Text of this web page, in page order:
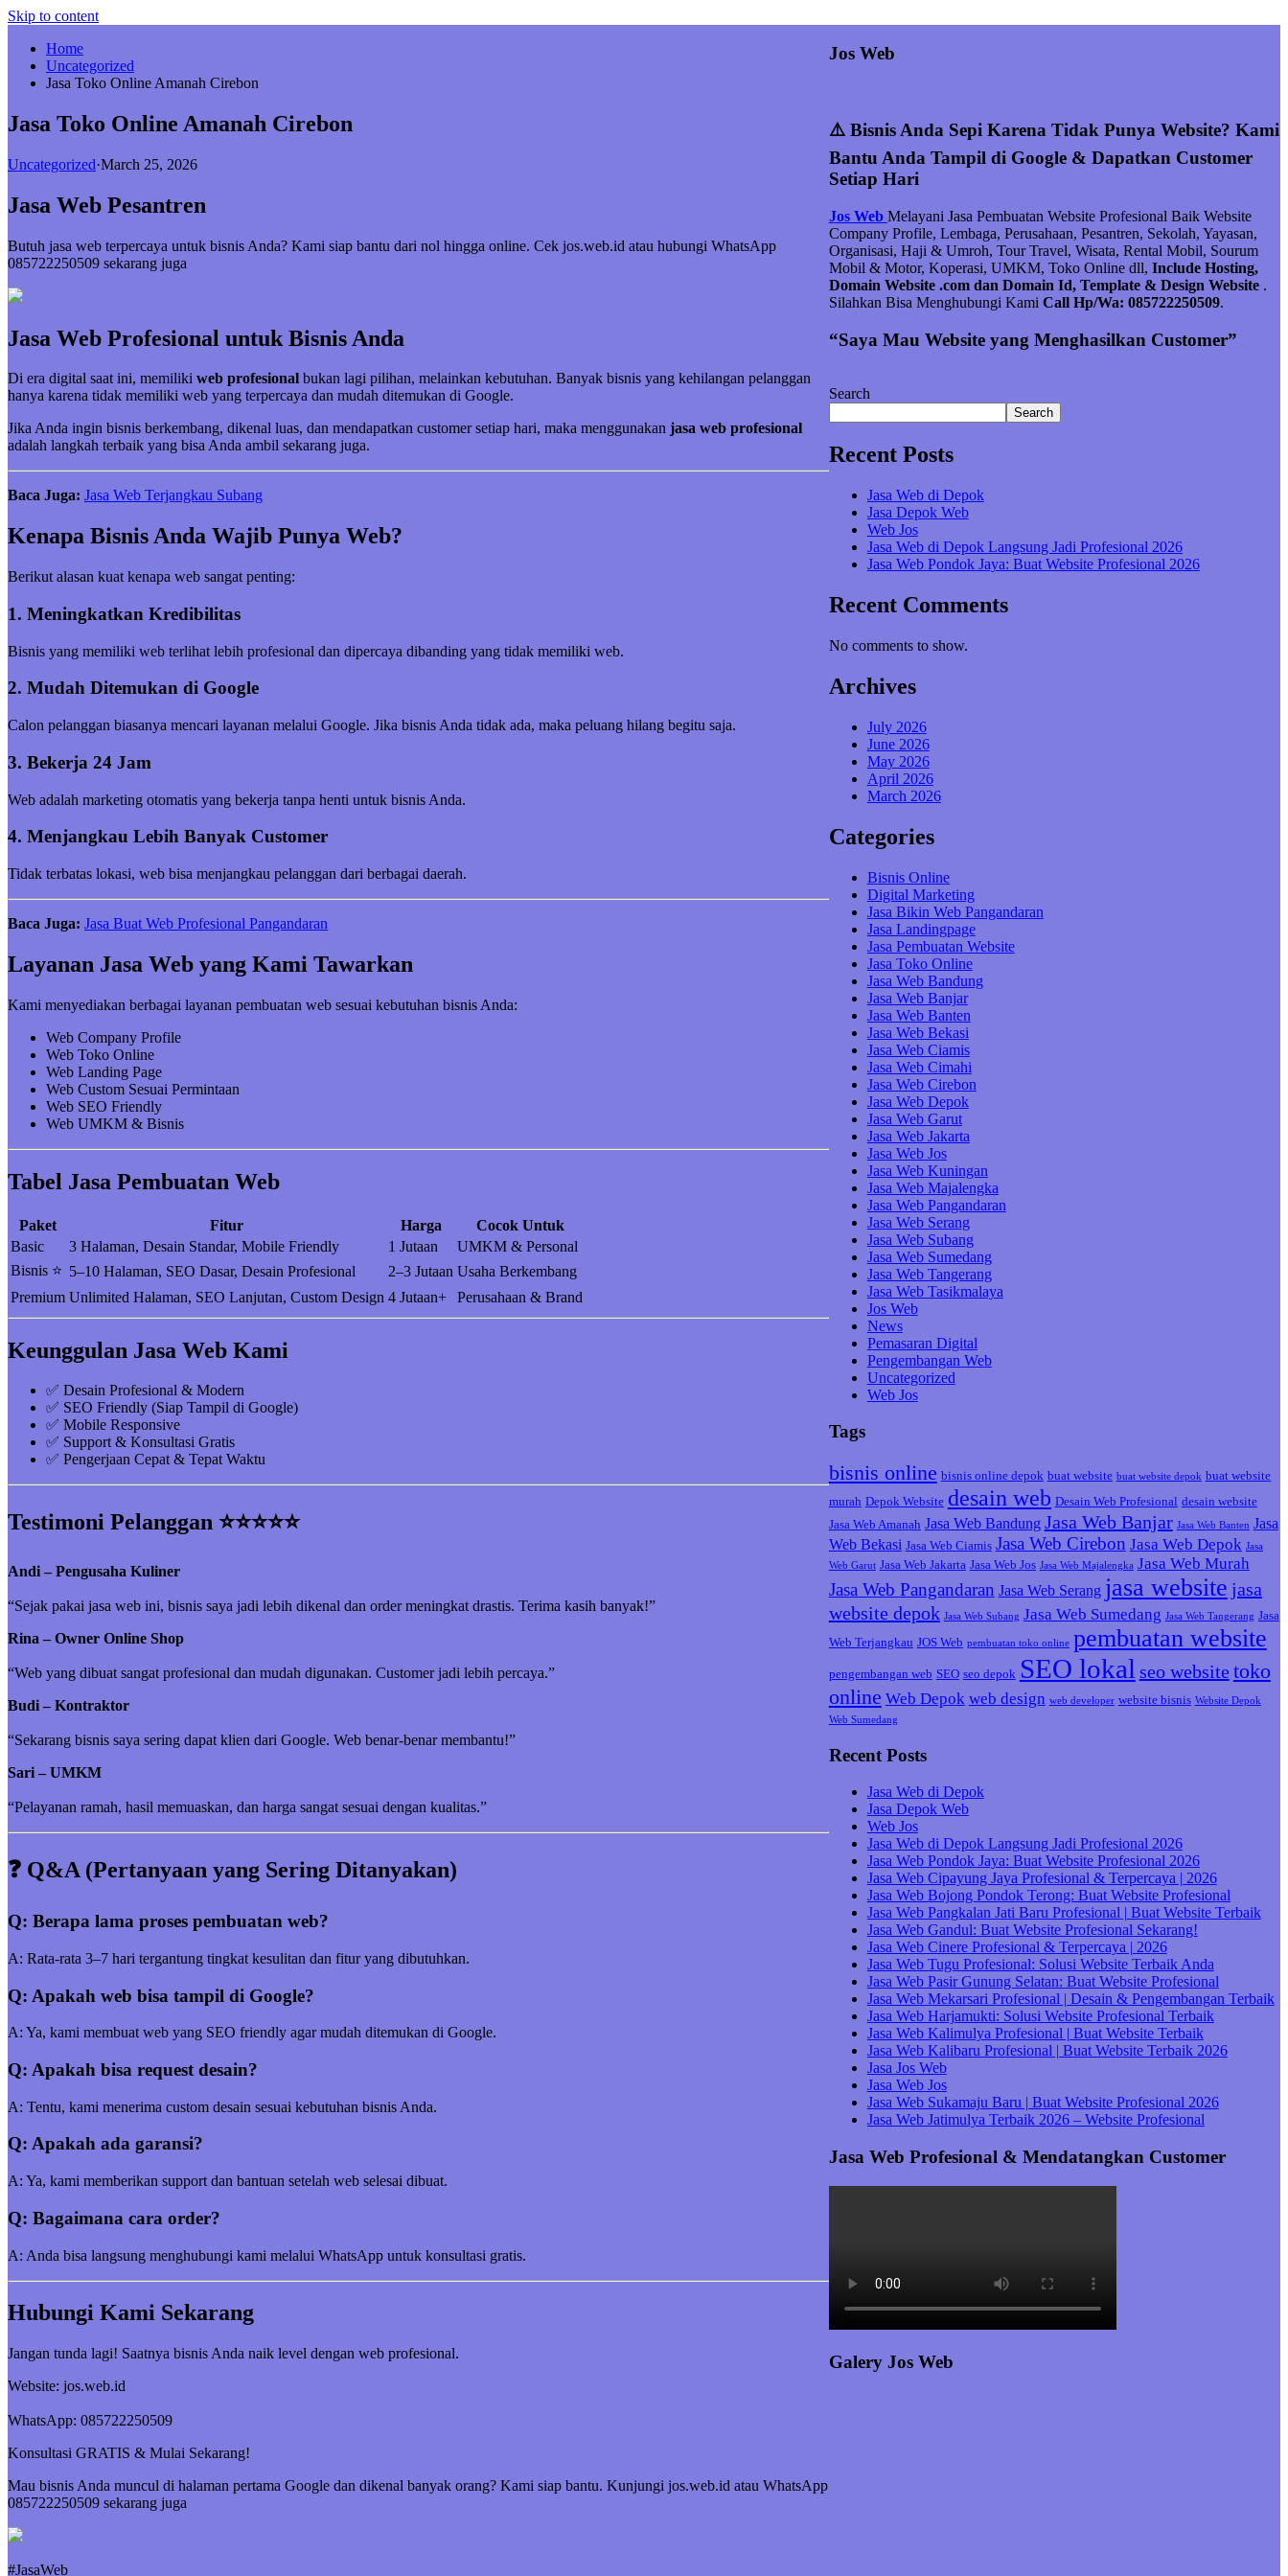
Skip to content
Home
Uncategorized
Jasa Toko Online Amanah Cirebon
Jasa Toko Online Amanah Cirebon
Uncategorized·March 25, 2026
Jasa Web Pesantren
Butuh jasa web terpercaya untuk bisnis Anda? Kami siap bantu dari nol hingga online. Cek jos.web.id atau hubungi WhatsApp
085722250509 sekarang juga
Jasa Web Profesional untuk Bisnis Anda
Di era digital saat ini, memiliki web profesional bukan lagi pilihan, melainkan kebutuhan. Banyak bisnis yang kehilangan pelanggan
hanya karena tidak memiliki web yang terpercaya dan mudah ditemukan di Google.
Jika Anda ingin bisnis berkembang, dikenal luas, dan mendapatkan customer setiap hari, maka menggunakan jasa web profesional
adalah langkah terbaik yang bisa Anda ambil sekarang juga.
Baca Juga: Jasa Web Terjangkau Subang
Kenapa Bisnis Anda Wajib Punya Web?
Berikut alasan kuat kenapa web sangat penting:
1. Meningkatkan Kredibilitas
Bisnis yang memiliki web terlihat lebih profesional dan dipercaya dibanding yang tidak memiliki web.
2. Mudah Ditemukan di Google
Calon pelanggan biasanya mencari layanan melalui Google. Jika bisnis Anda tidak ada, maka peluang hilang begitu saja.
3. Bekerja 24 Jam
Web adalah marketing otomatis yang bekerja tanpa henti untuk bisnis Anda.
4. Menjangkau Lebih Banyak Customer
Tidak terbatas lokasi, web bisa menjangkau pelanggan dari berbagai daerah.
Baca Juga: Jasa Buat Web Profesional Pangandaran
Layanan Jasa Web yang Kami Tawarkan
Kami menyediakan berbagai layanan pembuatan web sesuai kebutuhan bisnis Anda:
Web Company Profile
Web Toko Online
Web Landing Page
Web Custom Sesuai Permintaan
Web SEO Friendly
Web UMKM & Bisnis
Tabel Jasa Pembuatan Web
Paket Fitur Harga
Cocok Untuk
Basic
3 Halaman, Desain Standar, Mobile Friendly 1 Jutaan
UMKM & Personal
Bisnis ⭐ 5–10 Halaman, SEO Dasar, Desain Profesional 2–3 Jutaan Usaha Berkembang
Premium Unlimited Halaman, SEO Lanjutan, Custom Design 4 Jutaan+ Perusahaan & Brand
Keunggulan Jasa Web Kami
✅ Desain Profesional & Modern
✅ SEO Friendly (Siap Tampil di Google)
✅ Mobile Responsive
✅ Support & Konsultasi Gratis
✅ Pengerjaan Cepat & Tepat Waktu
Testimoni Pelanggan ⭐⭐⭐⭐⭐
Andi – Pengusaha Kuliner
“Sejak pakai jasa web ini, bisnis saya jadi lebih dikenal dan order meningkat drastis. Terima kasih banyak!”
Rina – Owner Online Shop
“Web yang dibuat sangat profesional dan mudah digunakan. Customer jadi lebih percaya.”
Budi – Kontraktor
“Sekarang bisnis saya sering dapat klien dari Google. Web benar-benar membantu!”
Sari – UMKM
“Pelayanan ramah, hasil memuaskan, dan harga sangat sesuai dengan kualitas.”
❓ Q&A (Pertanyaan yang Sering Ditanyakan)
Q: Berapa lama proses pembuatan web?
A: Rata-rata 3–7 hari tergantung tingkat kesulitan dan fitur yang dibutuhkan.
Q: Apakah web bisa tampil di Google?
A: Ya, kami membuat web yang SEO friendly agar mudah ditemukan di Google.
Q: Apakah bisa request desain?
A: Tentu, kami menerima custom desain sesuai kebutuhan bisnis Anda.
Q: Apakah ada garansi?
A: Ya, kami memberikan support dan bantuan setelah web selesai dibuat.
Q: Bagaimana cara order?
A: Anda bisa langsung menghubungi kami melalui WhatsApp untuk konsultasi gratis.
Hubungi Kami Sekarang
Jangan tunda lagi! Saatnya bisnis Anda naik level dengan web profesional.
Website: jos.web.id
WhatsApp: 085722250509
Konsultasi GRATIS & Mulai Sekarang!
Mau bisnis Anda muncul di halaman pertama Google dan dikenal banyak orang? Kami siap bantu. Kunjungi jos.web.id atau WhatsApp
085722250509 sekarang juga
#JasaWeb
Jos Web
⚠️ Bisnis Anda Sepi Karena Tidak Punya Website? Kami
Bantu Anda Tampil di Google & Dapatkan Customer
Setiap Hari
Jos Web Melayani Jasa Pembuatan Website Profesional Baik Website
Company Profile, Lembaga, Perusahaan, Pesantren, Sekolah, Yayasan,
Organisasi, Haji & Umroh, Tour Travel, Wisata, Rental Mobil, Sourum
Mobil & Motor, Koperasi, UMKM, Toko Online dll, Include Hosting,
Domain Website .com dan Domain Id, Template & Design Website .
Silahkan Bisa Menghubungi Kami Call Hp/Wa: 085722250509.
“Saya Mau Website yang Menghasilkan Customer”
Search
Search
Recent Posts
Jasa Web di Depok
Jasa Depok Web
Web Jos
Jasa Web di Depok Langsung Jadi Profesional 2026
Jasa Web Pondok Jaya: Buat Website Profesional 2026
Recent Comments
No comments to show.
Archives
July 2026
June 2026
May 2026
April 2026
March 2026
Categories
Bisnis Online
Digital Marketing
Jasa Bikin Web Pangandaran
Jasa Landingpage
Jasa Pembuatan Website
Jasa Toko Online
Jasa Web Bandung
Jasa Web Banjar
Jasa Web Banten
Jasa Web Bekasi
Jasa Web Ciamis
Jasa Web Cimahi
Jasa Web Cirebon
Jasa Web Depok
Jasa Web Garut
Jasa Web Jakarta
Jasa Web Jos
Jasa Web Kuningan
Jasa Web Majalengka
Jasa Web Pangandaran
Jasa Web Serang
Jasa Web Subang
Jasa Web Sumedang
Jasa Web Tangerang
Jasa Web Tasikmalaya
Jos Web
News
Pemasaran Digital
Pengembangan Web
Uncategorized
Web Jos
Tags
bisnis online bisnis online depok buat website buat website depok buat website
murah Depok Website desain web Desain Web Profesional desain website
Jasa Web Amanah Jasa Web Bandung Jasa Web Banjar Jasa Web Banten Jasa
Web Bekasi Jasa Web Ciamis Jasa Web Cirebon Jasa Web Depok Jasa
Web Garut Jasa Web Jakarta Jasa Web Jos Jasa Web Majalengka Jasa Web Murah
Jasa Web Pangandaran Jasa Web Serang jasa website jasa
website depok Jasa Web Subang Jasa Web Sumedang Jasa Web Tangerang Jasa
Web Terjangkau JOS Web pembuatan toko online pembuatan website
pengembangan web SEO seo depok SEO lokal seo website toko
online Web Depok web design web developer website bisnis Website Depok
Web Sumedang
Recent Posts
Jasa Web di Depok
Jasa Depok Web
Web Jos
Jasa Web di Depok Langsung Jadi Profesional 2026
Jasa Web Pondok Jaya: Buat Website Profesional 2026
Jasa Web Cipayung Jaya Profesional & Terpercaya | 2026
Jasa Web Bojong Pondok Terong: Buat Website Profesional
Jasa Web Pangkalan Jati Baru Profesional | Buat Website Terbaik
Jasa Web Gandul: Buat Website Profesional Sekarang!
Jasa Web Cinere Profesional & Terpercaya | 2026
Jasa Web Tugu Profesional: Solusi Website Terbaik Anda
Jasa Web Pasir Gunung Selatan: Buat Website Profesional
Jasa Web Mekarsari Profesional | Desain & Pengembangan Terbaik
Jasa Web Harjamukti: Solusi Website Profesional Terbaik
Jasa Web Kalimulya Profesional | Buat Website Terbaik
Jasa Web Kalibaru Profesional | Buat Website Terbaik 2026
Jasa Jos Web
Jasa Web Jos
Jasa Web Sukamaju Baru | Buat Website Profesional 2026
Jasa Web Jatimulya Terbaik 2026 – Website Profesional
Jasa Web Profesional & Mendatangkan Customer
Galery Jos Web